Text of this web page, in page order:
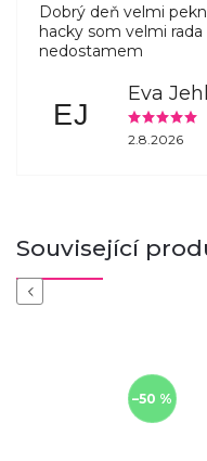
Dobrý deň velmi
hacky som velmi
nedostamem
EJ
Eva
2.8.2026
Související
Previous
–50 %